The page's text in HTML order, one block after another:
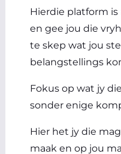
Hierdie platform
en gee jou die
te skep wat jou
belangstellings
Fokus op wat jy
sonder enige
Hier het jy die
maak en op jou